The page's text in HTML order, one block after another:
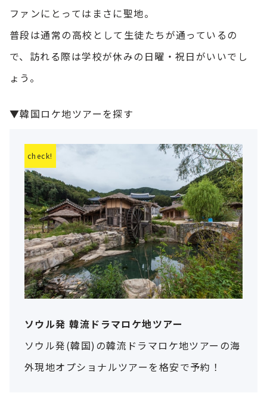
ファンにとってはまさに聖地。
普段は通常の高校として生徒たちが通っているの
で、訪れる際は学校が休みの日曜・祝日がいいでし
ょう。
▼韓国ロケ地ツアーを探す
ソウル発 韓流ドラマロケ地ツアー
ソウル発(韓国)の韓流ドラマロケ地ツアーの海
外現地オプショナルツアーを格安で予約！